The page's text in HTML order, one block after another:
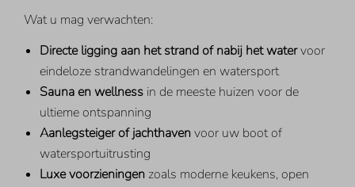
Wat u mag verwachten:
Directe ligging aan het strand of nabij het watervoor
eindeloze strandwandelingen en watersport
Sauna en wellness in de meeste huizen voor de
ultieme ontspanning
Aanlegsteiger of jachthavenvoor uw boot of
watersportuitrusting
Luxe voorzieningen zoals moderne keukens, open